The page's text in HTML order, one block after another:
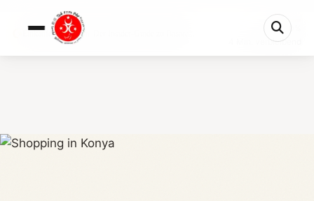
Einkaufen in Konya: Der Insider-Guide zu Basare...
4 Min. verbleibend